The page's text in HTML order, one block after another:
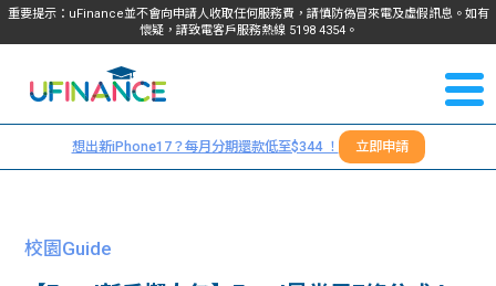
重要提示：uFinance並不會向申請人收取任何服務費，請慎防偽冒來電及虛假訊息。如有
懷疑，請致電客戶服務熱線 5198 4354。
我們
們
＋
想出新iPhone17？每月分期還款低至$344 ！ 立即申請
校園Guide